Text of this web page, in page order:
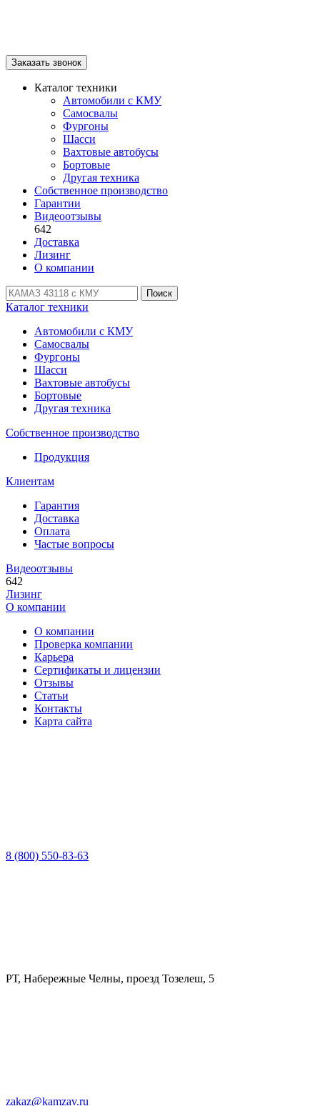
Заказать звонок
Каталог техники
Автомобили с КМУ
Самосвалы
Фургоны
Шасси
Вахтовые автобусы
Бортовые
Другая техника
Собственное производство
Гарантии
Видеоотзывы
642
Доставка
Лизинг
О компании
Поиск
Каталог техники
Автомобили с КМУ
Самосвалы
Фургоны
Шасси
Вахтовые автобусы
Бортовые
Другая техника
Собственное производство
Продукция
Клиентам
Гарантия
Доставка
Оплата
Частые вопросы
Видеоотзывы
642
Лизинг
О компании
О компании
Проверка компании
Карьера
Сертификаты и лицензии
Отзывы
Статьи
Контакты
Карта сайта
8 (800) 550-83-63
РТ, Набережные Челны, проезд Тозелеш, 5
zakaz@kamzav.ru